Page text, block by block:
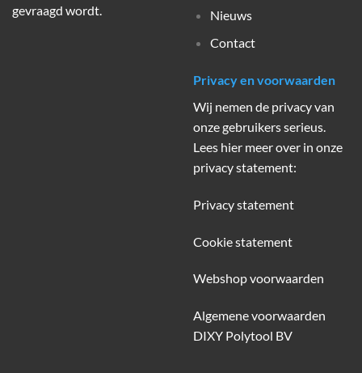
gevraagd wordt.
Nieuws
Contact
Privacy en voorwaarden
Wij nemen de privacy van
onze gebruikers serieus.
Lees hier meer over in onze
privacy statement:
Privacy statement
Cookie statement
Webshop voorwaarden
Algemene voorwaarden
DIXY Polytool BV